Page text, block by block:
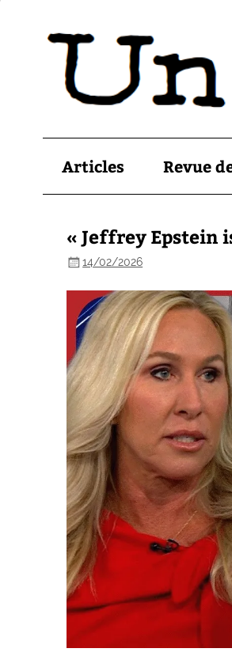
Articles Revue
« Jeffrey Epstein
14/02/2026